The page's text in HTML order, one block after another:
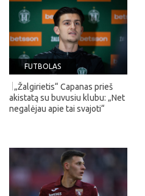
FUTBOLAS
„Žalgirietis“ Capanas prieš
akistatą su buvusiu klubu: „Net
negalėjau apie tai svajoti“